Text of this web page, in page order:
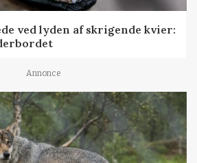
ved lyden af skrigende kvier:
Annonce